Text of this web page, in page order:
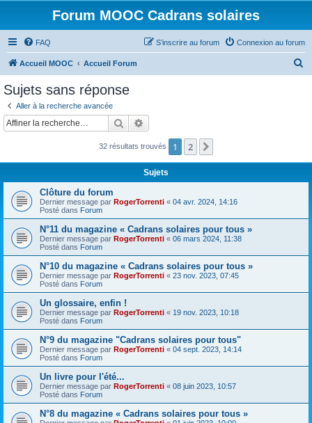
Forum MOOC Cadrans solaires
FAQ Connexion au forum
S’inscrire au forum
Accueil MOOC Accueil Forum
c
Sujets sans réponse
Aller à la recherche avancée
Rechercher
32 résultats trouvés 1 2
Sujets
Clôture du forum
Dernier message par RogerTorrenti « 04 avr. 2024, 14:16
Posté dans Forum
N°11 du magazine « Cadrans solaires pour tous »
Dernier message par RogerTorrenti « 06 mars 2024, 11:38
Posté dans Forum
N°10 du magazine « Cadrans solaires pour tous »
Dernier message par RogerTorrenti « 23 nov. 2023, 07:45
Posté dans Forum
Un glossaire, enfin !
Dernier message par RogerTorrenti « 19 nov. 2023, 10:18
Posté dans Forum
N°9 du magazine "Cadrans solaires pour tous"
Dernier message par RogerTorrenti « 04 sept. 2023, 14:14
Posté dans Forum
Un livre pour l'été...
Dernier message par RogerTorrenti « 08 juin 2023, 10:57
Posté dans Forum
N°8 du magazine « Cadrans solaires pour tous »